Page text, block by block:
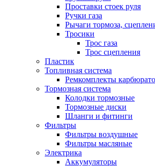
Проставки стоек руля
Ручки газа
Рычаги тормоза,
Тросики
Трос газа
Трос сцепления
Пластик
Топливная система
Ремкомплекты
Тормозная система
Колодки тормозные
Тормозные диски
Шланги и фитинги
Фильтры
Фильтры воздушные
Фильтры масляные
Электрика
Аккумуляторы